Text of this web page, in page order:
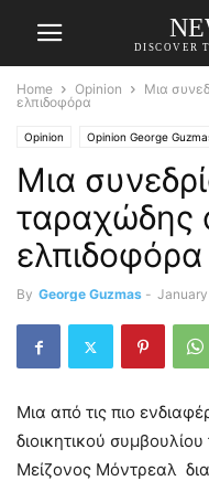
DISCOVER
Home Opinion
Μια
ελπιδοφόρα
Opinion Opinion George
Μια
ταραχώδης
ελπιδοφόρα
By George Guzmas -
Μια από τις πιο
διοικητικού
Μείζονος Μόντρεαλ